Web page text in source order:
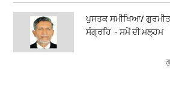
ਪੁਸਤਕ ਸਮੀਖਿਆ/ ਗੁਰਮੀਤ
ਸੰਗ੍ਰਹਿ - ਸਮੇਂ ਦੀ ਮਲ੍ਹਮ